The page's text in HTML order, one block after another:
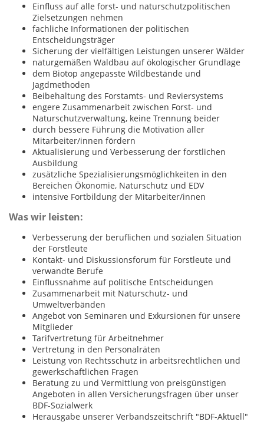
Einfluss auf alle forst- und naturschutzpolitischen
Zielsetzungen nehmen
fachliche Informationen der politischen
Entscheidungsträger
Sicherung der vielfältigen Leistungen unserer Wälder
naturgemäßen Waldbau auf ökologischer Grundlage
dem Biotop angepasste Wildbestände und
Jagdmethoden
Beibehaltung des Forstamts- und Reviersystems
engere Zusammenarbeit zwischen Forst- und
Naturschutzverwaltung, keine Trennung beider
durch bessere Führung die Motivation aller
Mitarbeiter/innen fördern
Aktualisierung und Verbesserung der forstlichen
Ausbildung
zusätzliche Spezialisierungsmöglichkeiten in den
Bereichen Ökonomie, Naturschutz und EDV
intensive Fortbildung der Mitarbeiter/innen
Was wir leisten:
Verbesserung der beruflichen und sozialen Situation
der Forstleute
Kontakt- und Diskussionsforum für Forstleute und
verwandte Berufe
Einflussnahme auf politische Entscheidungen
Zusammenarbeit mit Naturschutz- und
Umweltverbänden
Angebot von Seminaren und Exkursionen für unsere
Mitglieder
Tarifvertretung für Arbeitnehmer
Vertretung in den Personalräten
Leistung von Rechtsschutz in arbeitsrechtlichen und
gewerkschaftlichen Fragen
Beratung zu und Vermittlung von preisgünstigen
Angeboten in allen Versicherungsfragen über unser
BDF-Sozialwerk
Herausgabe unserer Verbandszeitschrift "BDF-Aktuell"